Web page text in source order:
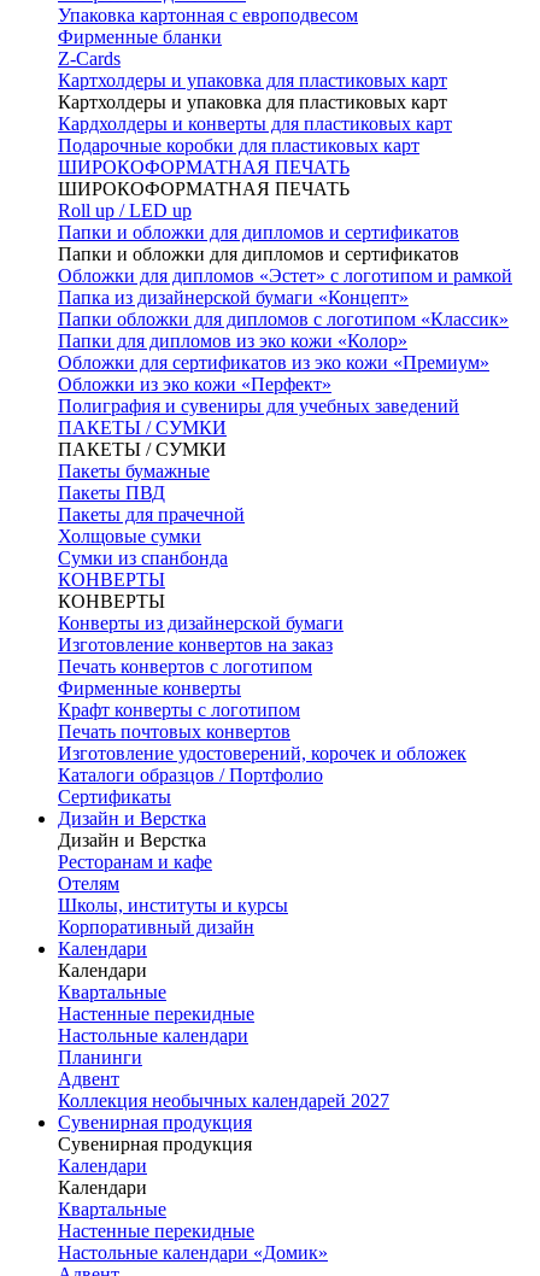
Упаковка картонная с европодвесом
Фирменные бланки
Z-Cards
Картхолдеры и упаковка для пластиковых карт
Картхолдеры и упаковка для пластиковых карт
Кардхолдеры и конверты для пластиковых карт
Подарочные коробки для пластиковых карт
ШИРОКОФОРМАТНАЯ ПЕЧАТЬ
ШИРОКОФОРМАТНАЯ ПЕЧАТЬ
Roll up / LED up
Папки и обложки для дипломов и сертификатов
Папки и обложки для дипломов и сертификатов
Обложки для дипломов «Эстет» с логотипом и рамкой
Папка из дизайнерской бумаги «Концепт»
Папки обложки для дипломов с логотипом «Классик»
Папки для дипломов из эко кожи «Колор»
Обложки для сертификатов из эко кожи «Премиум»
Обложки из эко кожи «Перфект»
Полиграфия и сувениры для учебных заведений
ПАКЕТЫ / СУМКИ
ПАКЕТЫ / СУМКИ
Пакеты бумажные
Пакеты ПВД
Пакеты для прачечной
Холщовые сумки
Сумки из спанбонда
КОНВЕРТЫ
КОНВЕРТЫ
Конверты из дизайнерской бумаги
Изготовление конвертов на заказ
Печать конвертов с логотипом
Фирменные конверты
Крафт конверты с логотипом
Печать почтовых конвертов
Изготовление удостоверений, корочек и обложек
Каталоги образцов / Портфолио
Сертификаты
Дизайн и Верстка
Дизайн и Верстка
Ресторанам и кафе
Отелям
Школы, институты и курсы
Корпоративный дизайн
Календари
Календари
Квартальные
Настенные перекидные
Настольные календари
Планинги
Адвент
Коллекция необычных календарей 2027
Сувенирная продукция
Сувенирная продукция
Календари
Календари
Квартальные
Настенные перекидные
Настольные календари «Домик»